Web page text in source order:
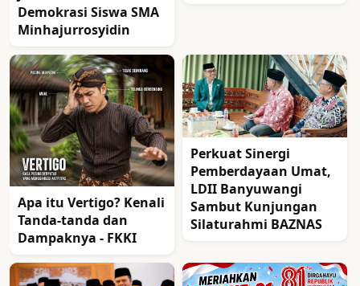
Demokrasi Siswa SMA
Minhajurrosyidin
Apa itu Vertigo? Kenali
Tanda-tanda dan
Dampaknya - FKKI
Perkuat Sinergi
Pemberdayaan Umat,
LDII Banyuwangi
Sambut Kunjungan
Silaturahmi BAZNAS